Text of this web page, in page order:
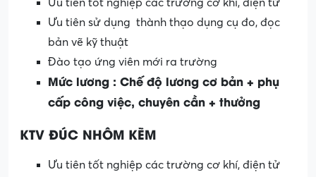
Ưu tiên tốt nghiệp các trường cơ khí, điện tử
Ưu tiên sử dụng thành thạo dụng cụ đo, đọc
bản vẽ kỹ thuật
Đào tạo ứng viên mới ra trường
Mức lương : Chế độ lương cơ bản + phụ
cấp công việc, chuyên cần + thưởng
KTV ĐÚC NHÔM KẼM
Ưu tiên tốt nghiệp các trường cơ khí, điện tử